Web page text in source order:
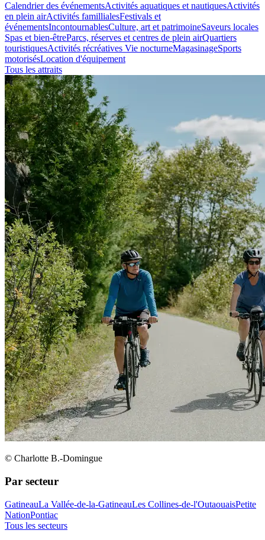
Calendrier des événementsActivités aquatiques et nautiquesActivités
en plein airActivités famillialesFestivals et
événementsIncontournablesCulture, art et patrimoineSaveurs locales
Spas et bien-êtreParcs, réserves et centres de plein airQuartiers
touristiquesActivités récréatives Vie nocturneMagasinageSports
motorisésLocation d'équipement
Tous les attraits
© Charlotte B.-Domingue
Par secteur
GatineauLa Vallée-de-la-GatineauLes Collines-de-l'OutaouaisPetite
NationPontiac
Tous les secteurs